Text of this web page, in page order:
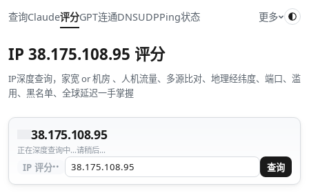
查询Claude评分GPT连通DNSUDPPing状态 更多
IP 38.175.108.95 评分
IP深度查询，家宽 or 机房 、人机流量、多源比对、地理经纬度、端口、滥
用、黑名单、全球延迟一手掌握
38.175.108.95
正在深度查询中...请稍后...
IP 评分·· 查询